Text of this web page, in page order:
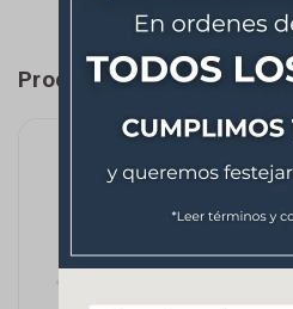
Productos que te